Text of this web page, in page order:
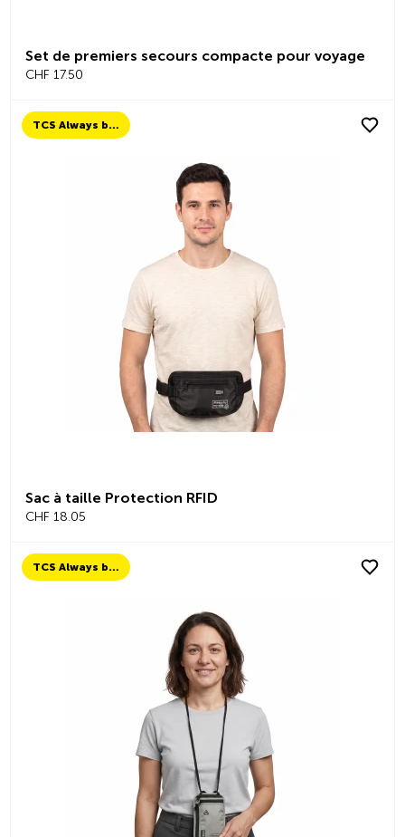
Set de premiers secours compacte pour voyage
CHF 17.50
TCS Always by my side
Sac à taille Protection RFID
CHF 18.05
TCS Always by my side